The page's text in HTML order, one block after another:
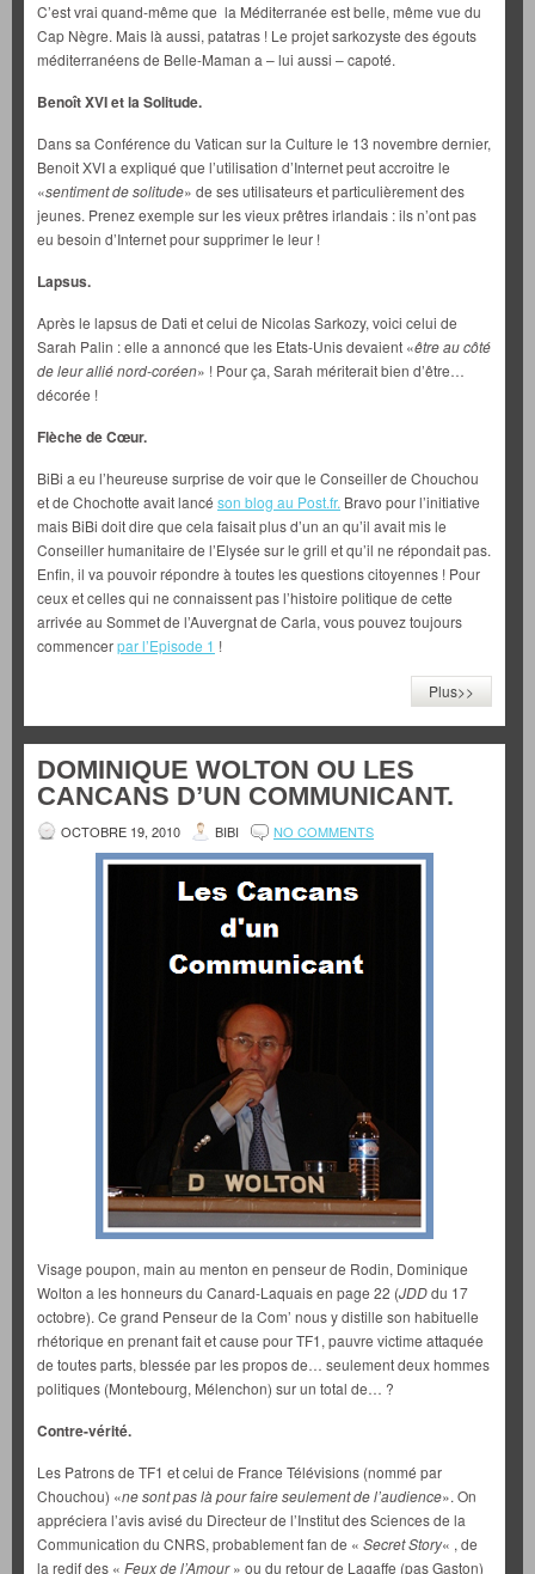
C’est vrai quand-même que la Méditerranée est belle, même vue du
Cap Nègre. Mais là aussi, patatras ! Le projet sarkozyste des égouts
méditerranéens de Belle-Maman a – lui aussi – capoté.
Benoît XVI et la Solitude.
Dans sa Conférence du Vatican sur la Culture le 13 novembre dernier,
Benoit XVI a expliqué que l’utilisation d’Internet peut accroitre le
«sentiment de solitude» de ses utilisateurs et particulièrement des
jeunes. Prenez exemple sur les vieux prêtres irlandais : ils n’ont pas
eu besoin d’Internet pour supprimer le leur !
Lapsus.
Après le lapsus de Dati et celui de Nicolas Sarkozy, voici celui de
Sarah Palin : elle a annoncé que les Etats-Unis devaient «être au côté
de leur allié nord-coréen» ! Pour ça, Sarah mériterait bien d’être…
décorée !
Flèche de Cœur.
BiBi a eu l’heureuse surprise de voir que le Conseiller de Chouchou
et de Chochotte avait lancé son blog au Post.fr. Bravo pour l’initiative
mais BiBi doit dire que cela faisait plus d’un an qu’il avait mis le
Conseiller humanitaire de l’Elysée sur le grill et qu’il ne répondait pas.
Enfin, il va pouvoir répondre à toutes les questions citoyennes ! Pour
ceux et celles qui ne connaissent pas l’histoire politique de cette
arrivée au Sommet de l’Auvergnat de Carla, vous pouvez toujours
commencerpar l’Episode 1 !
Plus>>
DOMINIQUE WOLTON OU LES
CANCANS D’UN COMMUNICANT.
OCTOBRE 19, 2010 BIBI NO COMMENTS
Visage poupon, main au menton en penseur de Rodin, Dominique
Wolton a les honneurs du Canard-Laquais en page 22 (JDDdu 17
octobre). Ce grand Penseur de la Com’ nous y distille son habituelle
rhétorique en prenant fait et cause pour TF1, pauvre victime attaquée
de toutes parts, blessée par les propos de… seulement deux hommes
politiques (Montebourg, Mélenchon) sur un total de… ?
Contre-vérité.
Les Patrons de TF1 et celui de France Télévisions (nommé par
Chouchou) «ne sont pas là pour faire seulement de l’audience». On
appréciera l’avis avisé du Directeur de l’Institut des Sciences de la
Communication du CNRS, probablement fan de « Secret Story« , de
la redif des « Feux del’Amour» ou du retour de Lagaffe (pas Gaston)